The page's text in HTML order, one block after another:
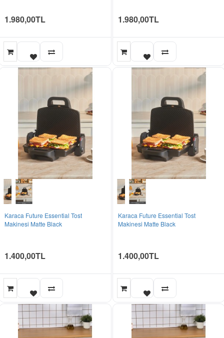
1.980,00TL 1.980,00TL
Karaca Future Essential Tost
Makinesi Matte Black
1.400,00TL
Karaca Future Essential Tost
Makinesi Matte Black
1.400,00TL